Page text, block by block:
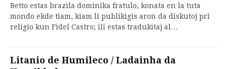
Betto estas brazila dominika fratulo, konata en la tuta
mondo ekde tiam, kiam li publikigis aron da diskutoj pri
religio kun Fidel Castro; ili estas tradukitaj al…
Litanio de Humileco / Ladainha da